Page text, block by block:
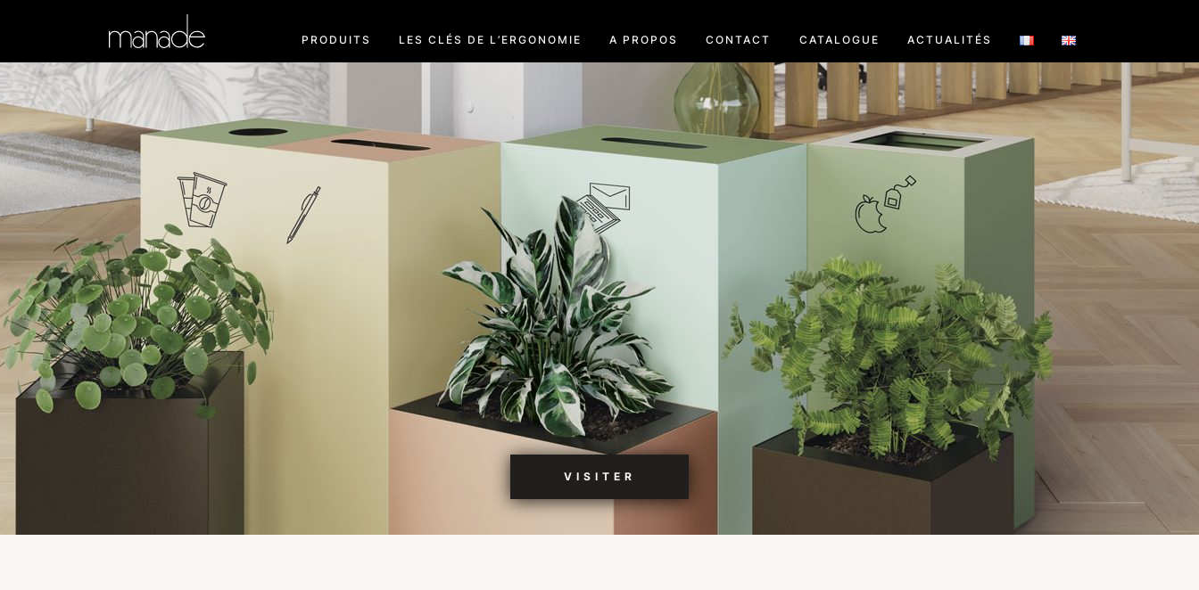
PRODUITS LES CLÉS DE L’ERGONOMIE A PROPOS CONTACT CATALOGUE ACTUALITÉS
VISITER